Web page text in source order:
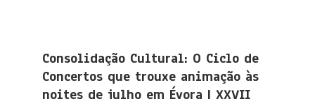
Consolidação Cultural: O Ciclo de
Concertos que trouxe animação às
noites de julho em Évora | XXVII